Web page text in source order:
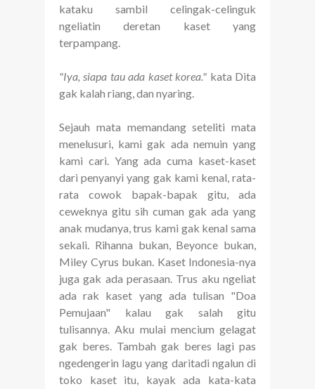
kataku sambil celingak-celinguk
ngeliatin deretan kaset yang
terpampang.
"Iya, siapa tau ada kaset korea." kata Dita
gak kalah riang, dan nyaring.
Sejauh mata memandang seteliti mata
menelusuri, kami gak ada nemuin yang
kami cari. Yang ada cuma kaset-kaset
dari penyanyi yang gak kami kenal, rata-
rata cowok bapak-bapak gitu, ada
ceweknya gitu sih cuman gak ada yang
anak mudanya, trus kami gak kenal sama
sekali. Rihanna bukan, Beyonce bukan,
Miley Cyrus bukan. Kaset Indonesia-nya
juga gak ada perasaan. Trus aku ngeliat
ada rak kaset yang ada tulisan "Doa
Pemujaan" kalau gak salah gitu
tulisannya. Aku mulai mencium gelagat
gak beres. Tambah gak beres lagi pas
ngedengerin lagu yang daritadi ngalun di
toko kaset itu, kayak ada kata-kata